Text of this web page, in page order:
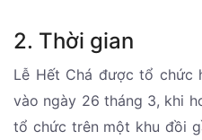
2. Thời gian
Lễ Hết Chá được tổ chức
vào ngày 26 tháng 3, khi
tổ chức trên một khu đồi